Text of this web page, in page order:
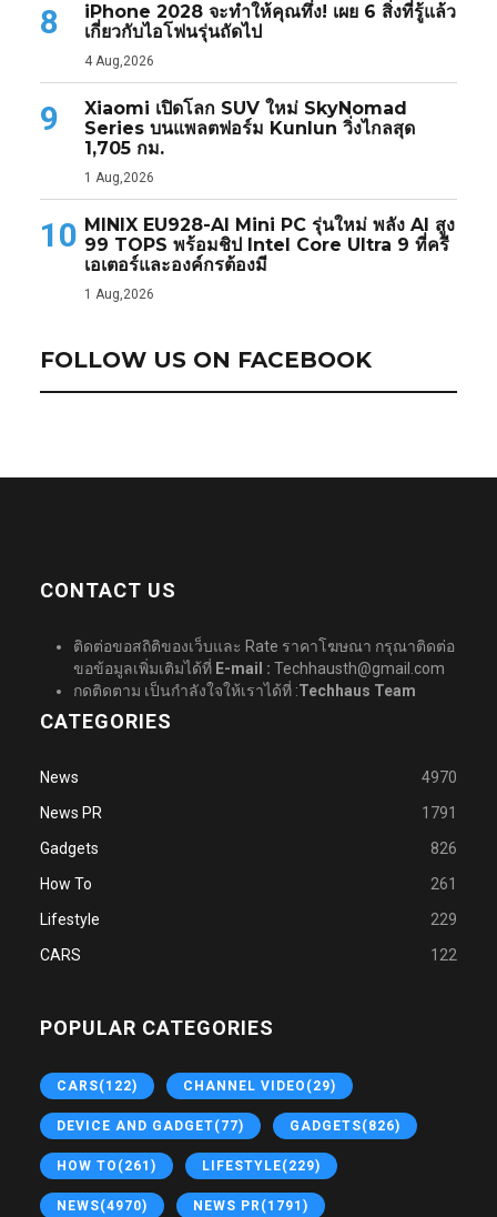
8
iPhone 2028 จะทำให้คุณทึ่ง! เผย 6 สิ่งที่รู้แล้ว
เกี่ยวกับไอโฟนรุ่นถัดไป
4 Aug,2026
9
Xiaomi เปิดโลก SUV ใหม่ SkyNomad
Series บนแพลตฟอร์ม Kunlun วิ่งไกลสุด
1,705 กม.
1 Aug,2026
10 MINIX EU928-AI Mini PC รุ่นใหม่ พลัง AI สูง
99 TOPS พร้อมชิป Intel Core Ultra 9 ที่ครี
เอเตอร์และองค์กรต้องมี
1 Aug,2026
FOLLOW US ON FACEBOOK
CONTACT US
ติดต่อขอสถิติของเว็บและ Rate ราคาโฆษณา กรุณาติดต่อ
ขอข้อมูลเพิ่มเติมได้ที่ E-mail : Techhausth@gmail.com
กดติดตาม เป็นกำลังใจให้เราได้ที่ :Techhaus Team
CATEGORIES
News
4970
News PR
1791
Gadgets
826
How To
261
Lifestyle
229
CARS
122
POPULAR CATEGORIES
CARS(122) CHANNEL VIDEO (29)
DEVICE AND GADGET(77) GADGETS(826)
HOW TO (261) LIFESTYLE(229)
NEWS(4970) NEWS PR(1791)